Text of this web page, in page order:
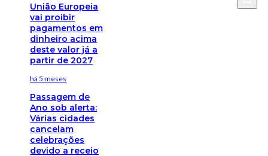
União Europeia
vai proibir
pagamentos em
dinheiro acima
deste valor já a
partir de 2027
há 5 meses
Passagem de
Ano sob alerta:
Várias cidades
cancelam
celebrações
devido a receio